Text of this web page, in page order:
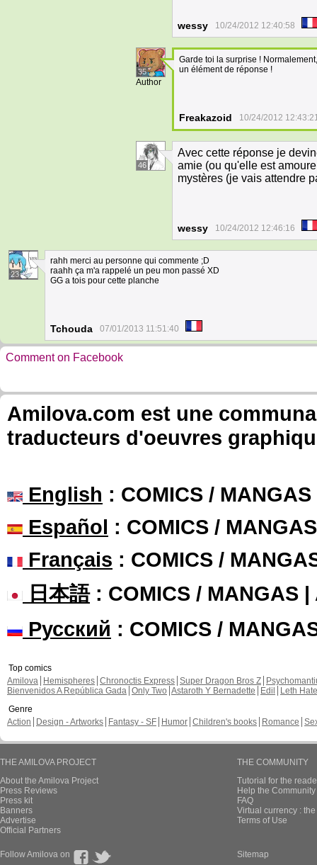
wessy 10/24/2012 12:40:58
35
Author
Garde toi la surprise !
un élément de réponse !
Freakazoid 10/24/2012
46
Avec cette réponse je
amie (ou qu'elle est
mystères (je vais attendre
wessy 10/24/2012 12:46:16
23
rahh merci au personne qui commente ;D
raahh ça m'a rappelé un peu mon passé XD
GG a tois pour cette planche
Tchouda 07/01/2013 11:51:40
Comment on Facebook
Amilova.com est une
traducteurs d'oeuvres
English : COMICS /
Español : COMICS /
Français : COMICS /
日本語: COMICS / MANGAS |
Русский : COMICS /
Top comics
Amilova
Hemispheres Chronoctis Express Super Dragon Bros Z
Bienvenidos A República Gada Only Two Astaroth Y Bernadette Edil
Leth Hate
Genre
Action
Design - Artworks Fantasy - SF Humor Children's books Romance
THE AMILOVA PROJECT
About the Amilova Project
Press Reviews
Press kit
Banners
Advertise
Official Partners
THE COMMUNITY
Tutorial for the
Help the
FAQ
Virtual currency :
Terms of Use
Follow Amilova on Sitemap